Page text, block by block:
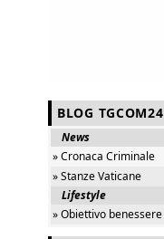
BLOG TGCOM24
News
» Cronaca Criminale
» Stanze Vaticane
Lifestyle
» Obiettivo benessere